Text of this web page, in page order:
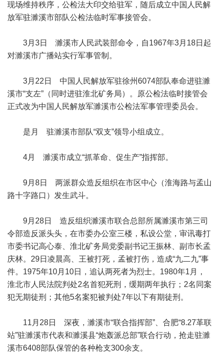
现场维持秩序，公检法大印交给驻军，随后成立中国人民解
放军驻濉溪市部队公检法临时军事接管会。
3月3日 濉溪市人民武装部命令，自1967年3月18日起
对濉溪市广播站实行军事管制。
3月22日 中国人民解放军驻徐州6074部队奉命进驻濉
溪市“支左”（同时进驻淮北矿务局）。原公检法临时接管会
正式改为中国人民解放军濉溪市公检法军事管理委员会。
是月 驻濉溪市部队“双支”领导小组成立。
4月 濉溪市成立“抓革命、促生产”指挥部。
9月8日 两派群众造反组织在市区中心（淮海路与孟山
路十字路口）发生武斗。
9月28日 造反组织濉溪市联合总部所属濉溪市第三司
令部造反派头头，在市委办公室三楼，私设公堂，审讯毒打
市委书记高心泰、淮北矿务局党委副书记王振林、副市长孟
庆林。29日凌晨高、王被打死，孟被打伤，造成“九二九”事
件。1975年10月10日，追认两死者为烈士。1980年1月，
淮北市人民法院判处2名首犯死刑，缓期两年执行；2名同案
犯无期徒刑；其他5名案犯被判处7年以下有期徒刑。
11月28日 深夜，濉溪市“联合指挥部”、合肥“8.27革联
站”驻濉溪市代表和濉溪县“炮轰派总部”联合行动，抢走驻濉
溪市6408部队保管的各种枪支300余支。